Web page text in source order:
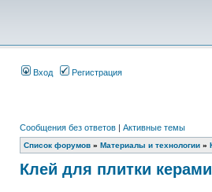
Вход Регистрация
Сообщения без ответов | Активные темы
Список форумов » Материалы и технологии »
Клей для плитки